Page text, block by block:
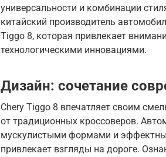
универсальности и комбинации
китайский производитель
Tiggo 8, которая привлекает
технологическими инновациями.
Дизайн: сочетание
Chery Tiggo 8 впечатляет своим
от традиционных кроссоверов.
мускулистыми формами и
привлекает взгляды на дороге.